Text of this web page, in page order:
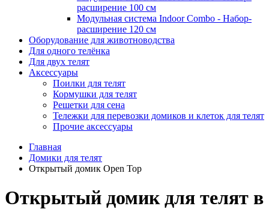
расширение 100 см
Модульная система Indoor Combo - Набор-
расширение 120 см
Оборудование для животноводства
Для одного телёнка
Для двух телят
Аксессуары
Поилки для телят
Кормушки для телят
Решетки для сена
Тележки для перевозки домиков и клеток для телят
Прочие аксессуары
Главная
Домики для телят
Открытый домик Open Top
Открытый домик для телят в